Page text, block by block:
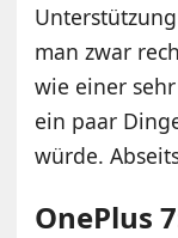
man zwar
wie einer
ein paar
würde.
OnePlus